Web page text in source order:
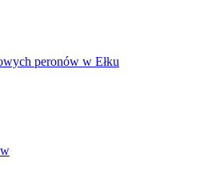
peronów w Ełku